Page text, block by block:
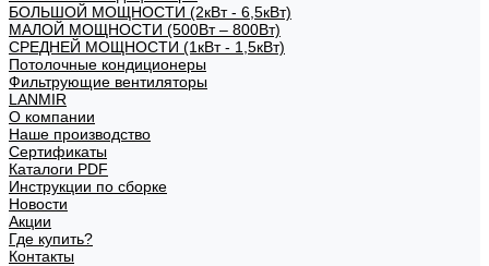
БОЛЬШОЙ МОЩНОСТИ (2кВт - 6,5кВт)
МАЛОЙ МОЩНОСТИ (500Вт – 800Вт)
СРЕДНЕЙ МОЩНОСТИ (1кВт - 1,5кВт)
Потолочные кондиционеры
Фильтрующие вентиляторы
LANMIR
О компании
Наше производство
Сертификаты
Каталоги PDF
Инструкции по сборке
Новости
Акции
Где купить?
Контакты